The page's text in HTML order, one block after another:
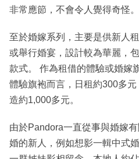
非常應節，不會令人覺得奇怪。
至於婚嫁系列，主要是供新人
或舉行婚宴，設計較為華麗，
款式。 作為租借的體驗或婚嫁
體驗旗袍而言，日租約300多
造約1,000多元。
由於Pandora一直從事與婚嫁
婚的新人，例如想影一輯中式